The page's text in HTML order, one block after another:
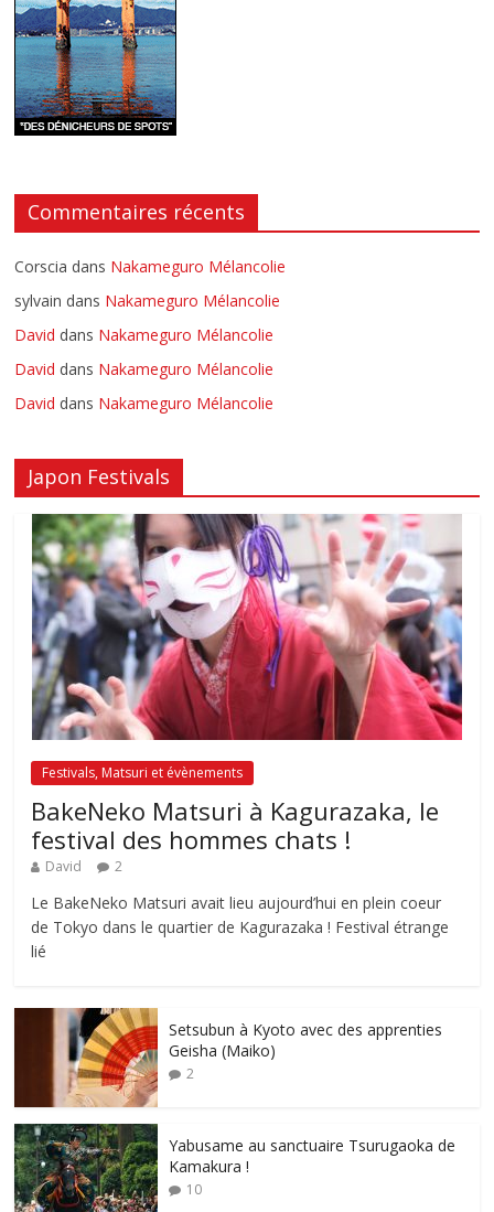
Commentaires récents
Corscia dans Nakameguro Mélancolie
sylvain dans Nakameguro Mélancolie
David dans Nakameguro Mélancolie
David dans Nakameguro Mélancolie
David dans Nakameguro Mélancolie
Japon Festivals
Festivals, Matsuri et évènements
BakeNeko Matsuri à Kagurazaka, le
festival des hommes chats !
David 2
Le BakeNeko Matsuri avait lieu aujourd’hui en plein coeur
de Tokyo dans le quartier de Kagurazaka ! Festival étrange
lié
Setsubun à Kyoto avec des apprenties
Geisha (Maiko)
2
Yabusame au sanctuaire Tsurugaoka de
Kamakura !
10